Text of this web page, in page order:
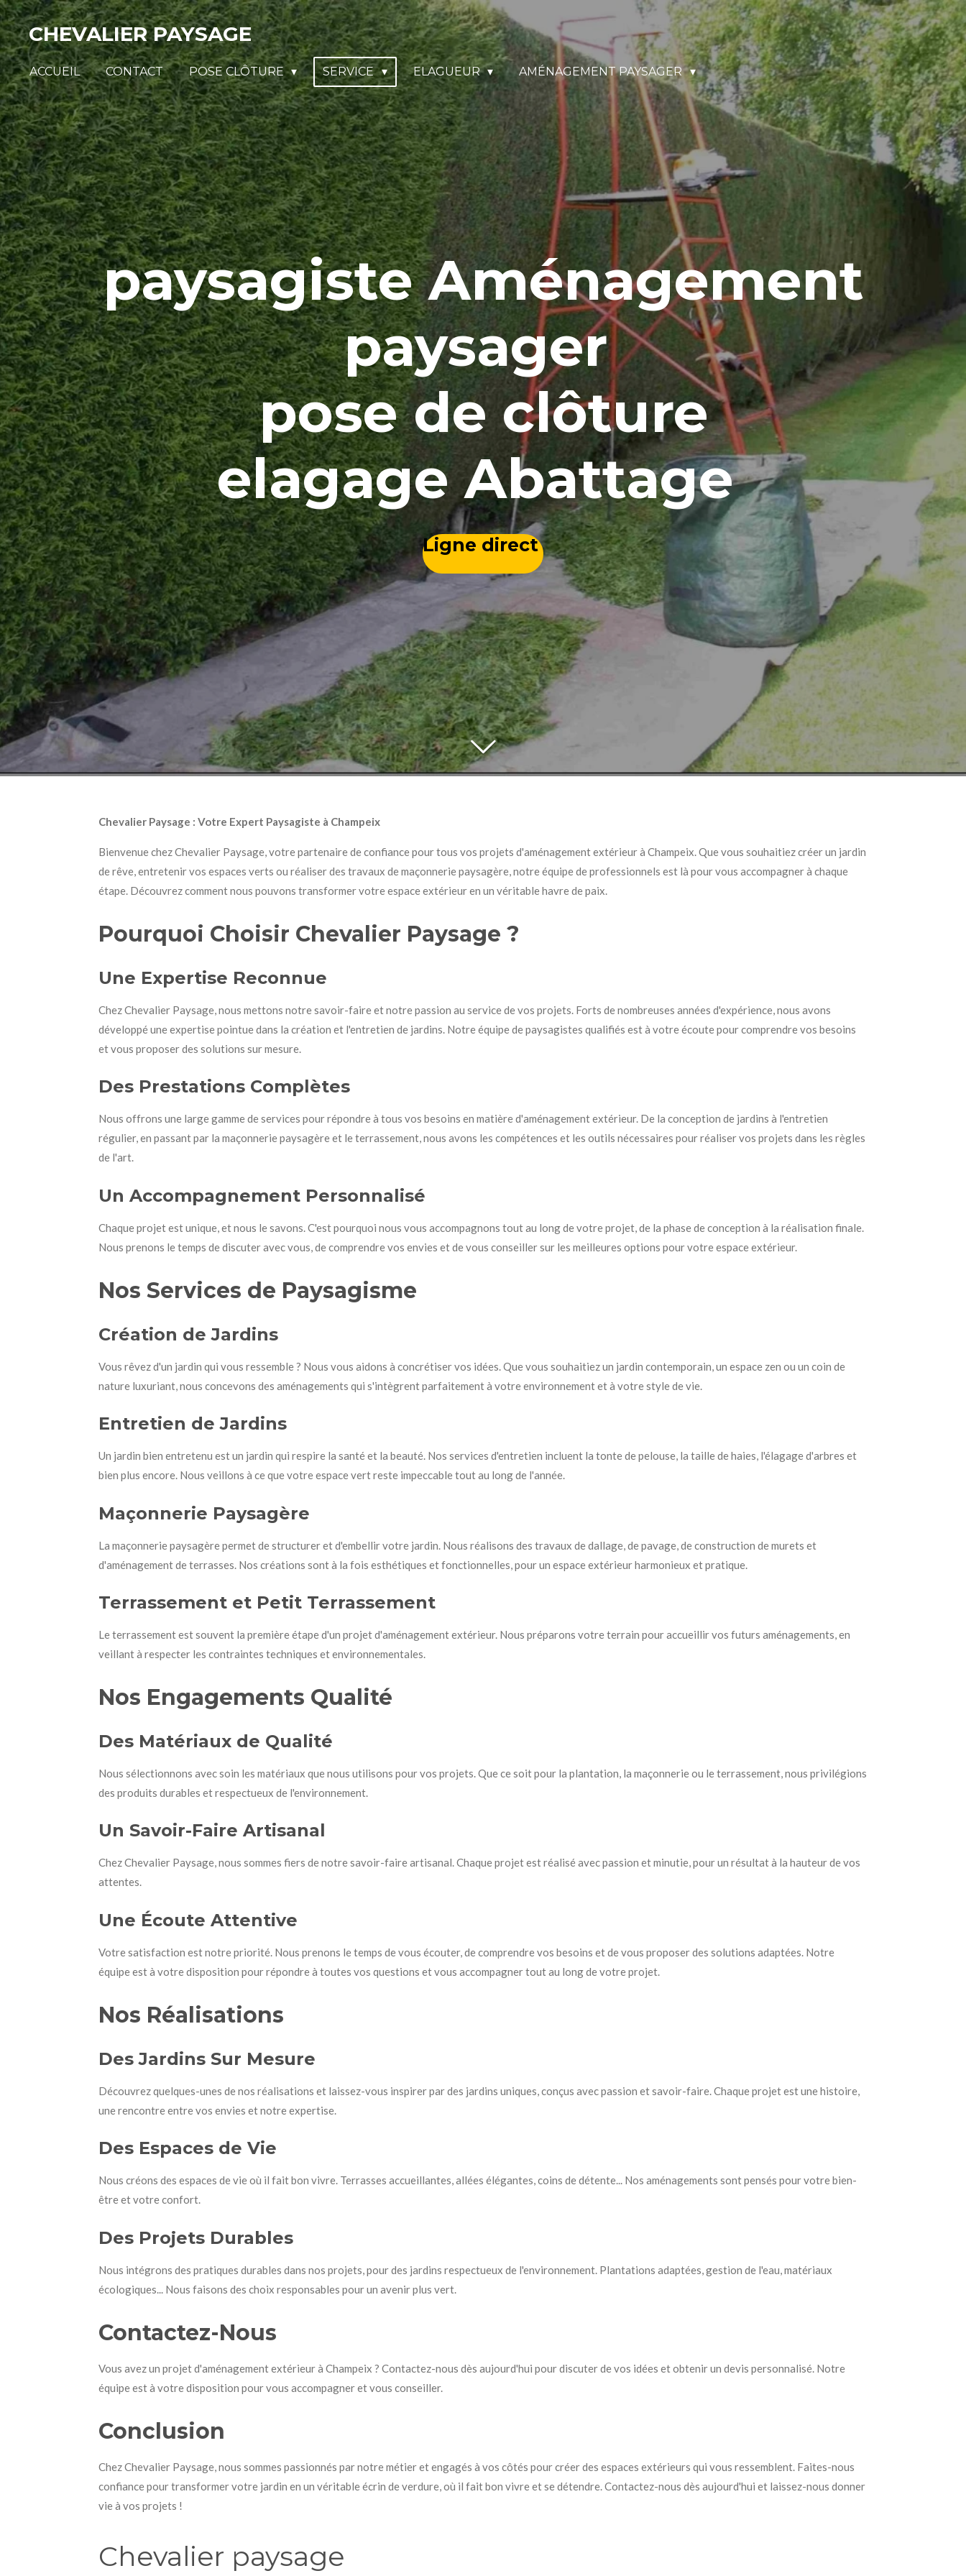
Passer
au
contenu
principal
CHEVALIER PAYSAGE
ACCUEIL CONTACT POSE CLÔTURE SERVICE ELAGUEUR AMÉNAGEMENT PAYSAGER
paysagiste Aménagement
paysager
pose de clôture
elagage Abattage
Ligne direct
Chevalier Paysage : Votre Expert Paysagiste à Champeix
Bienvenue chez Chevalier Paysage, votre partenaire de confiance pour tous vos projets d'aménagement extérieur à Champeix. Que vous souhaitiez créer un jardin
de rêve, entretenir vos espaces verts ou réaliser des travaux de maçonnerie paysagère, notre équipe de professionnels est là pour vous accompagner à chaque
étape. Découvrez comment nous pouvons transformer votre espace extérieur en un véritable havre de paix.
Pourquoi Choisir Chevalier Paysage ?
Une Expertise Reconnue
Chez Chevalier Paysage, nous mettons notre savoir-faire et notre passion au service de vos projets. Forts de nombreuses années d'expérience, nous avons
développé une expertise pointue dans la création et l'entretien de jardins. Notre équipe de paysagistes qualifiés est à votre écoute pour comprendre vos besoins
et vous proposer des solutions sur mesure.
Des Prestations Complètes
Nous offrons une large gamme de services pour répondre à tous vos besoins en matière d'aménagement extérieur. De la conception de jardins à l'entretien
régulier, en passant par la maçonnerie paysagère et le terrassement, nous avons les compétences et les outils nécessaires pour réaliser vos projets dans les règles
de l'art.
Un Accompagnement Personnalisé
Chaque projet est unique, et nous le savons. C'est pourquoi nous vous accompagnons tout au long de votre projet, de la phase de conception à la réalisation finale.
Nous prenons le temps de discuter avec vous, de comprendre vos envies et de vous conseiller sur les meilleures options pour votre espace extérieur.
Nos Services de Paysagisme
Création de Jardins
Vous rêvez d'un jardin qui vous ressemble ? Nous vous aidons à concrétiser vos idées. Que vous souhaitiez un jardin contemporain, un espace zen ou un coin de
nature luxuriant, nous concevons des aménagements qui s'intègrent parfaitement à votre environnement et à votre style de vie.
Entretien de Jardins
Un jardin bien entretenu est un jardin qui respire la santé et la beauté. Nos services d'entretien incluent la tonte de pelouse, la taille de haies, l'élagage d'arbres et
bien plus encore. Nous veillons à ce que votre espace vert reste impeccable tout au long de l'année.
Maçonnerie Paysagère
La maçonnerie paysagère permet de structurer et d'embellir votre jardin. Nous réalisons des travaux de dallage, de pavage, de construction de murets et
d'aménagement de terrasses. Nos créations sont à la fois esthétiques et fonctionnelles, pour un espace extérieur harmonieux et pratique.
Terrassement et Petit Terrassement
Le terrassement est souvent la première étape d'un projet d'aménagement extérieur. Nous préparons votre terrain pour accueillir vos futurs aménagements, en
veillant à respecter les contraintes techniques et environnementales.
Nos Engagements Qualité
Des Matériaux de Qualité
Nous sélectionnons avec soin les matériaux que nous utilisons pour vos projets. Que ce soit pour la plantation, la maçonnerie ou le terrassement, nous privilégions
des produits durables et respectueux de l'environnement.
Un Savoir-Faire Artisanal
Chez Chevalier Paysage, nous sommes fiers de notre savoir-faire artisanal. Chaque projet est réalisé avec passion et minutie, pour un résultat à la hauteur de vos
attentes.
Une Écoute Attentive
Votre satisfaction est notre priorité. Nous prenons le temps de vous écouter, de comprendre vos besoins et de vous proposer des solutions adaptées. Notre
équipe est à votre disposition pour répondre à toutes vos questions et vous accompagner tout au long de votre projet.
Nos Réalisations
Des Jardins Sur Mesure
Découvrez quelques-unes de nos réalisations et laissez-vous inspirer par des jardins uniques, conçus avec passion et savoir-faire. Chaque projet est une histoire,
une rencontre entre vos envies et notre expertise.
Des Espaces de Vie
Nous créons des espaces de vie où il fait bon vivre. Terrasses accueillantes, allées élégantes, coins de détente... Nos aménagements sont pensés pour votre bien-
être et votre confort.
Des Projets Durables
Nous intégrons des pratiques durables dans nos projets, pour des jardins respectueux de l'environnement. Plantations adaptées, gestion de l'eau, matériaux
écologiques... Nous faisons des choix responsables pour un avenir plus vert.
Contactez-Nous
Vous avez un projet d'aménagement extérieur à Champeix ? Contactez-nous dès aujourd'hui pour discuter de vos idées et obtenir un devis personnalisé. Notre
équipe est à votre disposition pour vous accompagner et vous conseiller.
Conclusion
Chez Chevalier Paysage, nous sommes passionnés par notre métier et engagés à vos côtés pour créer des espaces extérieurs qui vous ressemblent. Faites-nous
confiance pour transformer votre jardin en un véritable écrin de verdure, où il fait bon vivre et se détendre. Contactez-nous dès aujourd'hui et laissez-nous donner
vie à vos projets !
Chevalier paysage